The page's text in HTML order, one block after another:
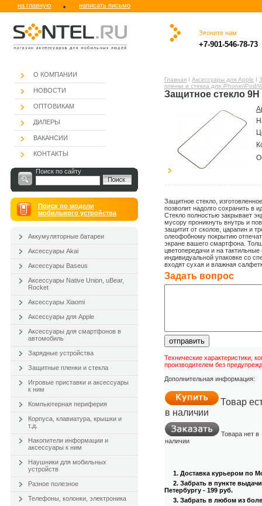
на главную написать письмо
Звоните нам
..ю
..
.+7-901-546-78-73
.
О КОМПАНИИ
НОВОСТИ
ОПТОВИКАМ
ДИЛЕРЫ
ВАКАНСИИ
КОНТАКТЫ
Поиск по сайту
Поиск по модели
мобильного устройства
Аккумуляторные батареи
Аксессуары Akai
Аксессуары Baseus
Аксессуары Native Union, uBear,
Rocket
Аксессуары Xiaomi
Аксессуары для Apple
Аксессуары для смартфонов в
автомобиль
Зарядные устройства
Защитные пленки и стекла
Игровые приставки и аксессуары
к ним
Компьютерная периферия
Корпуса, клавиатура, крышки и
т.д.
Накопители информации и
аксессуары к ним
Наушники для мобильных
устройств
Разное полезное
Телефоны, колонки, электроника
Главная Ι Аксессуары для Apple Ι
пленки и стекла для iPhone/iPod/
Защитное стекло
Защитное стекло,
позволит надолго сохранить в
Стекло полностью закрывает
мусору проникнуть внутрь и
защитит от сколов, царапин и
олеофобному покрытию
экране вашего смартфона.
цветопередачи и на
индивидуальной упаковке со
входят сухая и влажная
Задать вопроc
отправить
Технические характеристики,
производителем без
Дополнительная информация:
Товар
в наличии
Товара нет в
наличии
1. Доставка курьером по
2. Забрать в пункте
Петербургу - 199 руб.
3. Забрать в любом из